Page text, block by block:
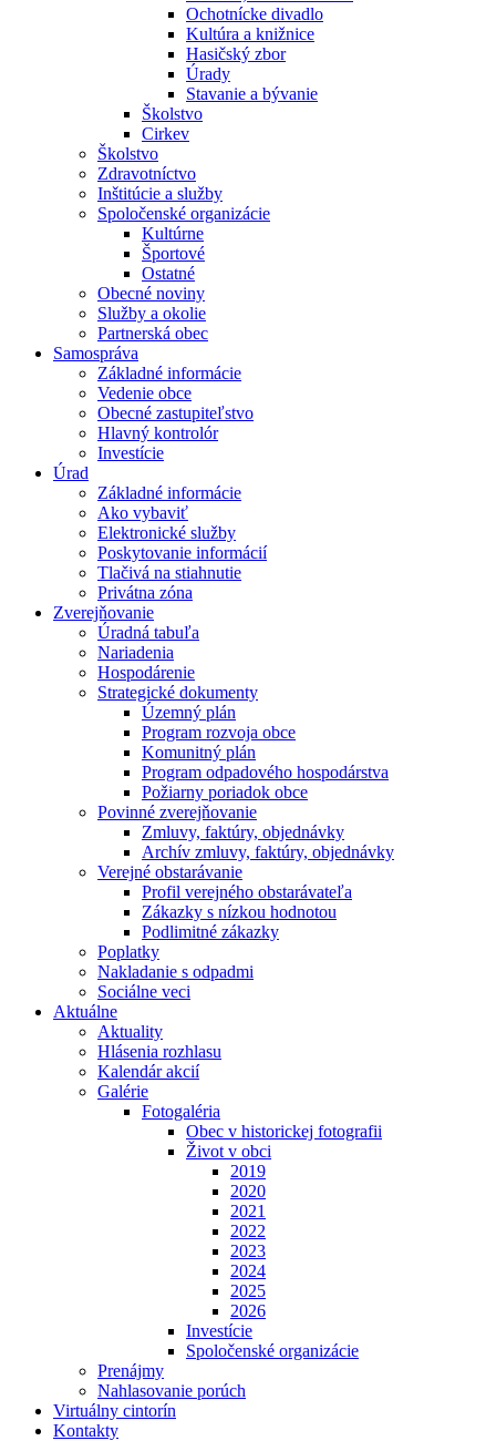
Ochotnícke divadlo
Kultúra a knižnice
Hasičský zbor
Úrady
Stavanie a bývanie
Školstvo
Cirkev
Školstvo
Zdravotníctvo
Inštitúcie a služby
Spoločenské organizácie
Kultúrne
Športové
Ostatné
Obecné noviny
Služby a okolie
Partnerská obec
Samospráva
Základné informácie
Vedenie obce
Obecné zastupiteľstvo
Hlavný kontrolór
Investície
Úrad
Základné informácie
Ako vybaviť
Elektronické služby
Poskytovanie informácií
Tlačivá na stiahnutie
Privátna zóna
Zverejňovanie
Úradná tabuľa
Nariadenia
Hospodárenie
Strategické dokumenty
Územný plán
Program rozvoja obce
Komunitný plán
Program odpadového hospodárstva
Požiarny poriadok obce
Povinné zverejňovanie
Zmluvy, faktúry, objednávky
Archív zmluvy, faktúry, objednávky
Verejné obstarávanie
Profil verejného obstarávateľa
Zákazky s nízkou hodnotou
Podlimitné zákazky
Poplatky
Nakladanie s odpadmi
Sociálne veci
Aktuálne
Aktuality
Hlásenia rozhlasu
Kalendár akcií
Galérie
Fotogaléria
Obec v historickej fotografii
Život v obci
2019
2020
2021
2022
2023
2024
2025
2026
Investície
Spoločenské organizácie
Prenájmy
Nahlasovanie porúch
Virtuálny cintorín
Kontakty